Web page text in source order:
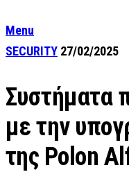
Menu
SECURITY 27/02/2025
Συστήματα
με την
της Polon